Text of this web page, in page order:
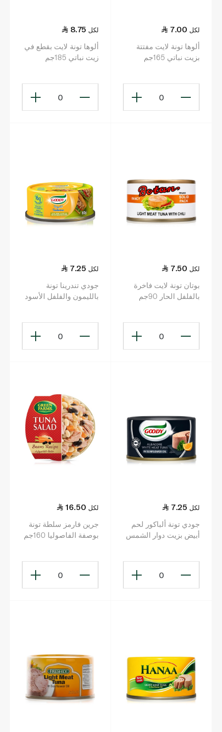
7.00 لكل
ألوها تونة لايت مفتتة
بزيت نباتي 165جم
0
8.75 لكل
ألوها تونة لايت بقطع في
زيت نباتي 185جم
0
7.50 لكل
بوتان تونة لايت فاخرة
بالفلفل الحار 90جم
0
7.25 لكل
جودي تندرينا تونة
بالليمون والفلفل الأسود
0
7.25 لكل
جودي تونة ألباكور لحم
أبيض بزيت دوار الشمس
0
16.50 لكل
جرين فارمز سلطة تونة
بوصفة الفاصوليا 160جم
0